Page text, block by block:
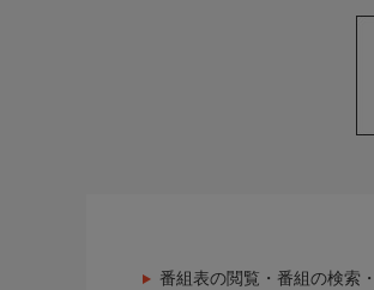
番組表の閲覧・番組の検索